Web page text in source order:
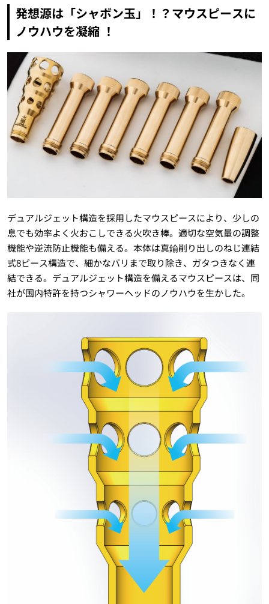
発想源は「シャボン玉」！？マウスピースに
ノウハウを凝縮 ！
デュアルジェット構造を採用したマウスピースにより、少しの
息でも効率よく火おこしできる火吹き棒。適切な空気量の調整
機能や逆流防止機能も備える。本体は真鍮削り出しのねじ連結
式8ピース構造で、細かなバリまで取り除き、ガタつきなく連
結できる。デュアルジェット構造を備えるマウスピースは、同
社が国内特許を持つシャワーヘッドのノウハウを生かした。